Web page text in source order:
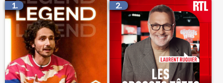
1. 2.